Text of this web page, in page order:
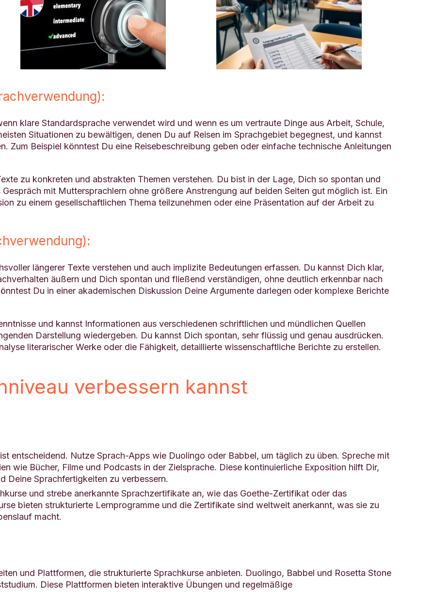
klare Standardsprache verwendet wird und wenn es um vertraute Dinge aus Arbeit, Schule,
Situationen zu bewältigen, denen Du auf Reisen im Sprachgebiet begegnest, und kannst
Zum Beispiel könntest Du eine Reisebeschreibung geben oder einfache technische Anleitungen
zu konkreten und abstrakten Themen verstehen. Du bist in der Lage, Dich so spontan und
mit Muttersprachlern ohne größere Anstrengung auf beiden Seiten gut möglich ist. Ein
zu einem gesellschaftlichen Thema teilzunehmen oder eine Präsentation auf der Arbeit zu
längerer Texte verstehen und auch implizite Bedeutungen erfassen. Du kannst Dich klar,
äußern und Dich spontan und fließend verständigen, ohne deutlich erkennbar nach
Du in einer akademischen Diskussion Deine Argumente darlegen oder komplexe Berichte
und kannst Informationen aus verschiedenen schriftlichen und mündlichen Quellen
Darstellung wiedergeben. Du kannst Dich spontan, sehr flüssig und genau ausdrücken.
literarischer Werke oder die Fähigkeit, detaillierte wissenschaftliche Berichte zu erstellen.
verbessern kannst
entscheidend. Nutze Sprach-Apps wie Duolingo oder Babbel, um täglich zu üben. Spreche mit
wie Bücher, Filme und Podcasts in der Zielsprache. Diese kontinuierliche Exposition hilft Dir,
Deine Sprachfertigkeiten zu verbessern.
und strebe anerkannte Sprachzertifikate an, wie das Goethe-Zertifikat oder das
bieten strukturierte Lernprogramme und die Zertifikate sind weltweit anerkannt, was sie zu
macht.
und Plattformen, die strukturierte Sprachkurse anbieten. Duolingo, Babbel und Rosetta Stone
Diese Plattformen bieten interaktive Übungen und regelmäßige